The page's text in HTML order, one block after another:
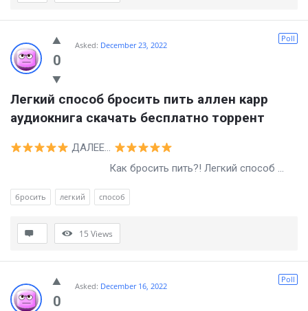
0
Poll
Asked: December 23, 2022
Легкий способ бросить пить аллен карр
аудиокнига скачать бесплатно торрент
ДАЛЕЕ…
Как бросить пить?! Легкий способ ...
бросить легкий способ
15 Views
0
Poll
Asked: December 16, 2022